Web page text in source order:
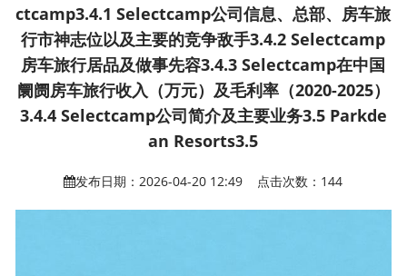
ctcamp3.4.1 Selectcamp公司信息、总部、房车旅
行市神志位以及主要的竞争敌手3.4.2 Selectcamp
房车旅行居品及做事先容3.4.3 Selectcamp在中国
阛阓房车旅行收入（万元）及毛利率（2020-2025）
3.4.4 Selectcamp公司简介及主要业务3.5 Parkde
an Resorts3.5
发布日期：2026-04-20 12:49 点击次数：144